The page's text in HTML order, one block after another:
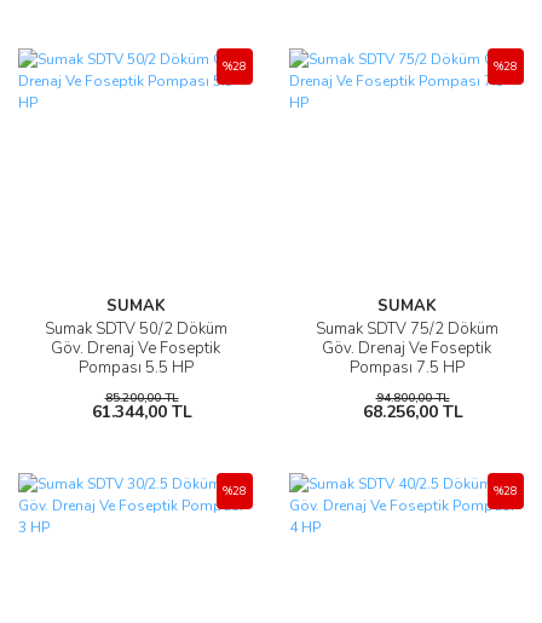
SUMAK
Sumak SDTV 50/2 Döküm
Göv. Drenaj Ve Foseptik
Pompası 5.5 HP
%28
85.200,00 TL
61.344,00 TL
SUMAK
Sumak SDTV 75/2 Döküm
Göv. Drenaj Ve Foseptik
Pompası 7.5 HP
%28
94.800,00 TL
68.256,00 TL
%28 %28